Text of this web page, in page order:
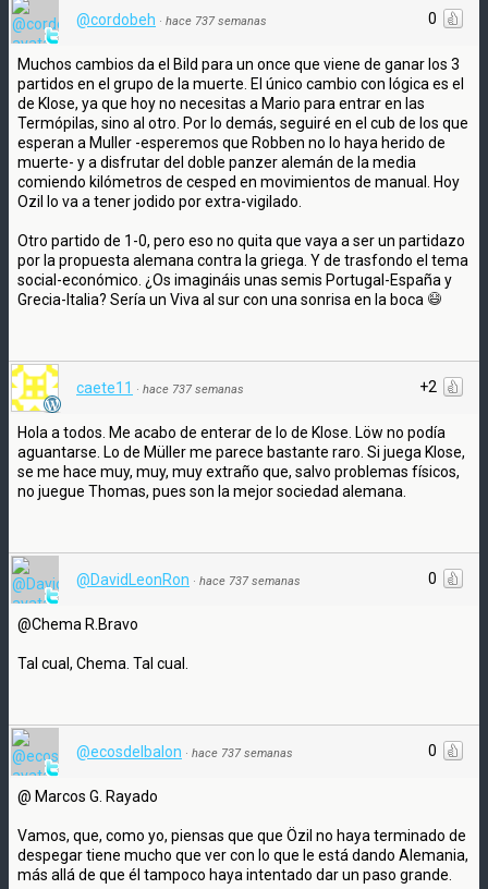
0
@cordobeh · hace 737 semanas
Muchos cambios da el Bild para un once que viene de ganar los 3
partidos en el grupo de la muerte. El único cambio con lógica es el
de Klose, ya que hoy no necesitas a Mario para entrar en las
Termópilas, sino al otro. Por lo demás, seguiré en el cub de los que
esperan a Muller -esperemos que Robben no lo haya herido de
muerte- y a disfrutar del doble panzer alemán de la media
comiendo kilómetros de cesped en movimientos de manual. Hoy
Ozil lo va a tener jodido por extra-vigilado.
Otro partido de 1-0, pero eso no quita que vaya a ser un partidazo
por la propuesta alemana contra la griega. Y de trasfondo el tema
social-económico. ¿Os imagináis unas semis Portugal-España y
Grecia-Italia? Sería un Viva al sur con una sonrisa en la boca
+2
caete11 · hace 737 semanas
Hola a todos. Me acabo de enterar de lo de Klose. Löw no podía
aguantarse. Lo de Müller me parece bastante raro. Si juega Klose,
se me hace muy, muy, muy extraño que, salvo problemas físicos,
no juegue Thomas, pues son la mejor sociedad alemana.
0
@DavidLeonRon · hace 737 semanas
@Chema R.Bravo
Tal cual, Chema. Tal cual.
0
@ecosdelbalon · hace 737 semanas
@ Marcos G. Rayado
Vamos, que, como yo, piensas que que Özil no haya terminado de
despegar tiene mucho que ver con lo que le está dando Alemania,
más allá de que él tampoco haya intentado dar un paso grande.